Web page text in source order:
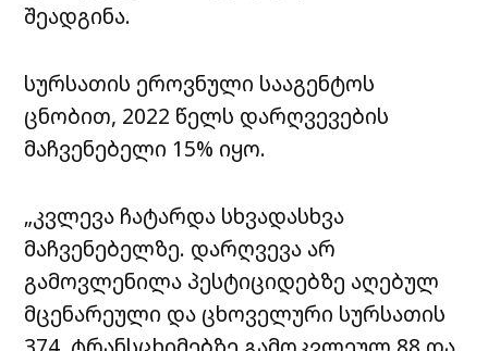
შეადგინა.
სურსათის ეროვნული სააგენტოს
ცნობით, 2022 წელს დარღვევების
მაჩვენებელი 15% იყო.
„კვლევა ჩატარდა სხვადასხვა
მაჩვენებელზე. დარღვევა არ
გამოვლენილა პესტიციდებზე აღებულ
მცენარეული და ცხოველური სურსათის